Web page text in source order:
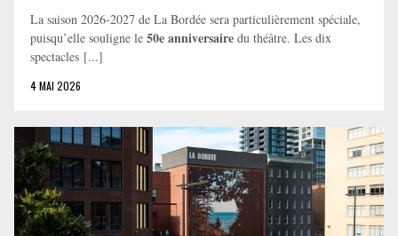
La saison 2026-2027 de La Bordée sera particulièrement spéciale,
puisqu’elle souligne le 50e anniversaire du théâtre. Les dix
spectacles [...]
4 MAI 2026